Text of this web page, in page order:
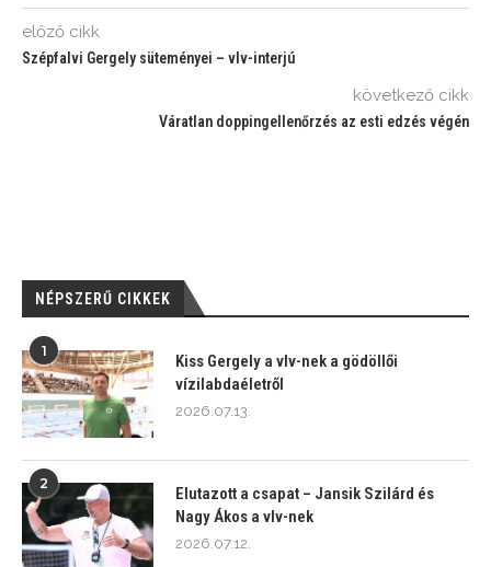
előző cikk
Szépfalvi Gergely süteményei – vlv-interjú
következő cikk
Váratlan doppingellenőrzés az esti edzés végén
NÉPSZERŰ CIKKEK
1
Kiss Gergely a vlv-nek a gödöllői
vízilabdaéletről
2026.07.13.
2
Elutazott a csapat – Jansik Szilárd és
Nagy Ákos a vlv-nek
2026.07.12.